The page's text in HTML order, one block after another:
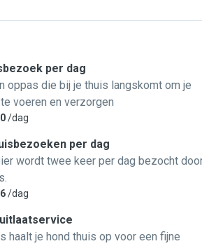
per dag
oppas die bij je thuis langskomt om je
voeren en verzorgen
/dag
per dag
wordt twee keer per dag bezocht
/dag
haalt je hond thuis op voor een fijne